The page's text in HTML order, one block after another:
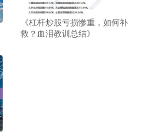
《杠杆炒股亏损惨重，如何补
救？血泪教训总结》